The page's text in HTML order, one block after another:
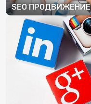
SEO ПРОДВИЖЕНИЕ
ПОДРОБНЕЕ